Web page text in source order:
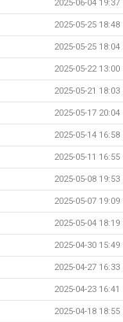
2025-06-04 19:37
2025-05-25 18:48
2025-05-25 18:04
2025-05-22 13:00
2025-05-21 18:03
2025-05-17 20:04
2025-05-14 16:58
2025-05-11 16:55
2025-05-08 19:53
2025-05-07 19:09
2025-05-04 18:19
2025-04-30 15:49
2025-04-27 16:33
2025-04-23 16:41
2025-04-18 18:55